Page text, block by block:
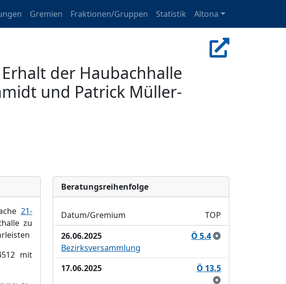
Gremien Fraktionen/Gruppen Statistik Altona
der Haubachhalle
und Patrick Müller-
21-
le zu
mit
Bera­tungs­reihen­folge
Datum/Gremium
TOP
26.06.2025
Ö 5.4
Bezirksversammlung
17.06.2025
Ö 13.5